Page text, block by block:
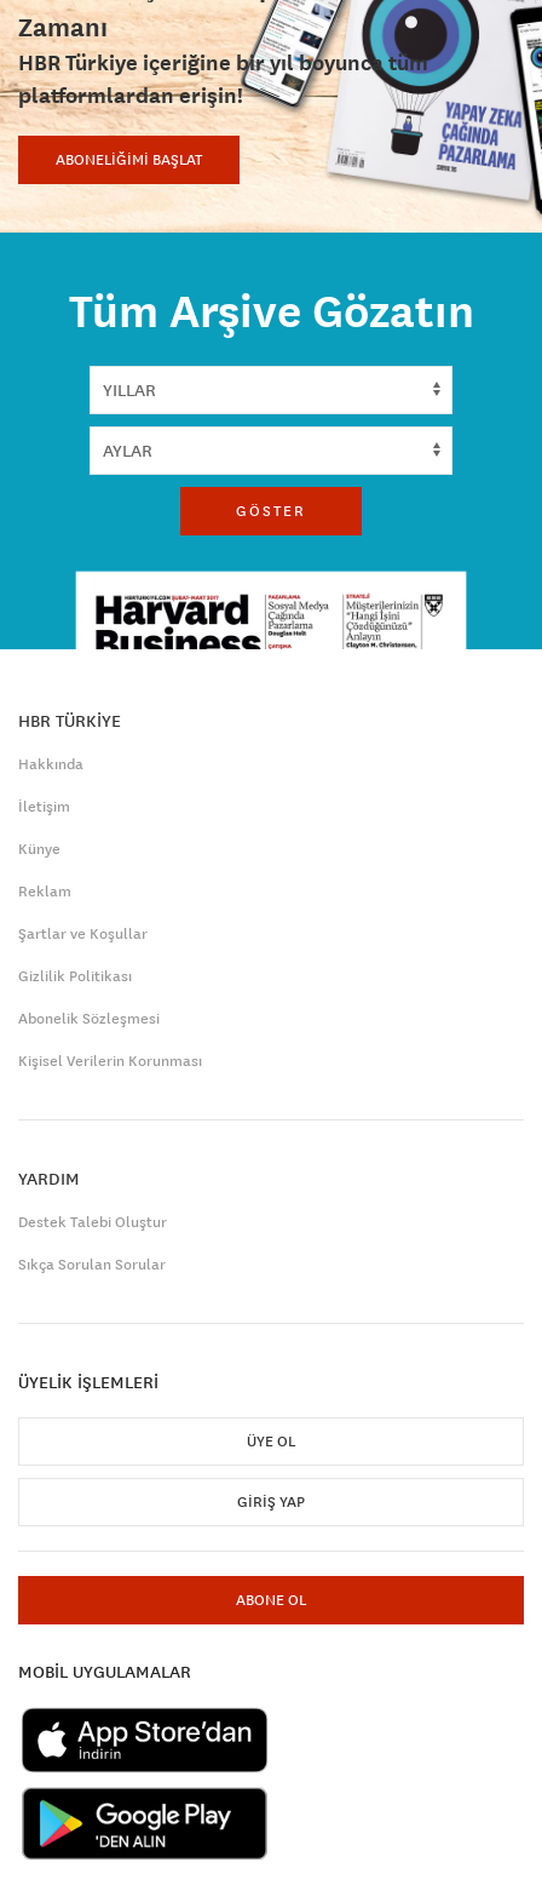
Zamanı
HBR Türkiye içeriğine bir yıl boyunca tüm
platformlardan erişin!
ABONELİĞİMİ BAŞLAT
Tüm Arşive Gözatın
GÖSTER
HBR TÜRKİYE
Hakkında
İletişim
Künye
Reklam
Şartlar ve Koşullar
Gizlilik Politikası
Abonelik Sözleşmesi
Kişisel Verilerin Korunması
YARDIM
Destek Talebi Oluştur
Sıkça Sorulan Sorular
ÜYELİK İŞLEMLERİ
ÜYE OL
GIRIŞ YAP
ABONE OL
MOBİL UYGULAMALAR